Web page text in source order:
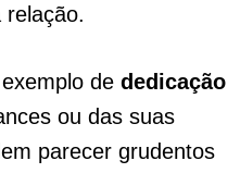
relação.
de dedicação
ou das suas
parecer grudentos